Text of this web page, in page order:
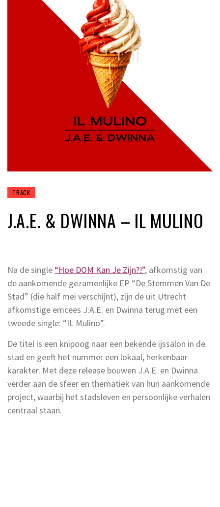
TRACK
J.A.E. & DWINNA – IL MULINO
Na de single “Hoe DOM Kan Je Zijn?!”, afkomstig van
de aankomende gezamenlijke EP “De Stemmen Van De
Stad” (die half mei verschijnt), zijn de uit Utrecht
afkomstige emcees J.A.E. en Dwinna terug met een
tweede single: “IL Mulino”.
De titel is een knipoog naar een bekende ijssalon in de
stad en geeft het nummer een lokaal, herkenbaar
karakter. Met deze release bouwen J.A.E. en Dwinna
verder aan de sfeer en thematiek van hun aankomende
project, waarbij het stadsleven en persoonlijke verhalen
centraal staan.